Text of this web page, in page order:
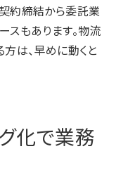
約締結から委託業
スもあります。物流
は、早めに動くと
化で業務